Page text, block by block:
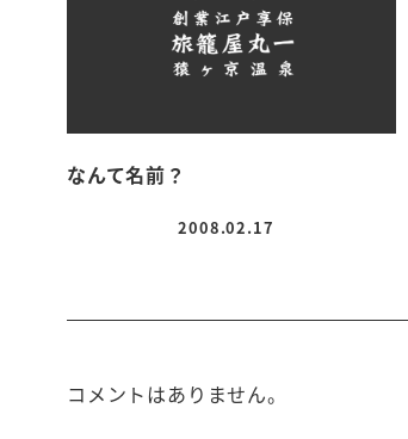
なんて名前？
投稿日
2008.02.17
コメントはありません。